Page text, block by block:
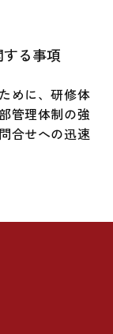
る事項
めに、研修体
管理体制の強
合せへの迅速